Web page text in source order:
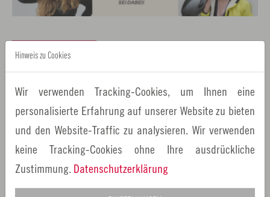
ZURÜCK
Verwandte Nachrichten
02.03. -
15.03.2022
Hinweis zu Cookies
Wir verwenden Tracking-Cookies, um Ihnen eine
personalisierte Erfahrung auf unserer Website zu bieten
und den Website-Traffic zu analysieren. Wir verwenden
keine Tracking-Cookies ohne Ihre ausdrückliche
Zustimmung. Datenschutzerklärung